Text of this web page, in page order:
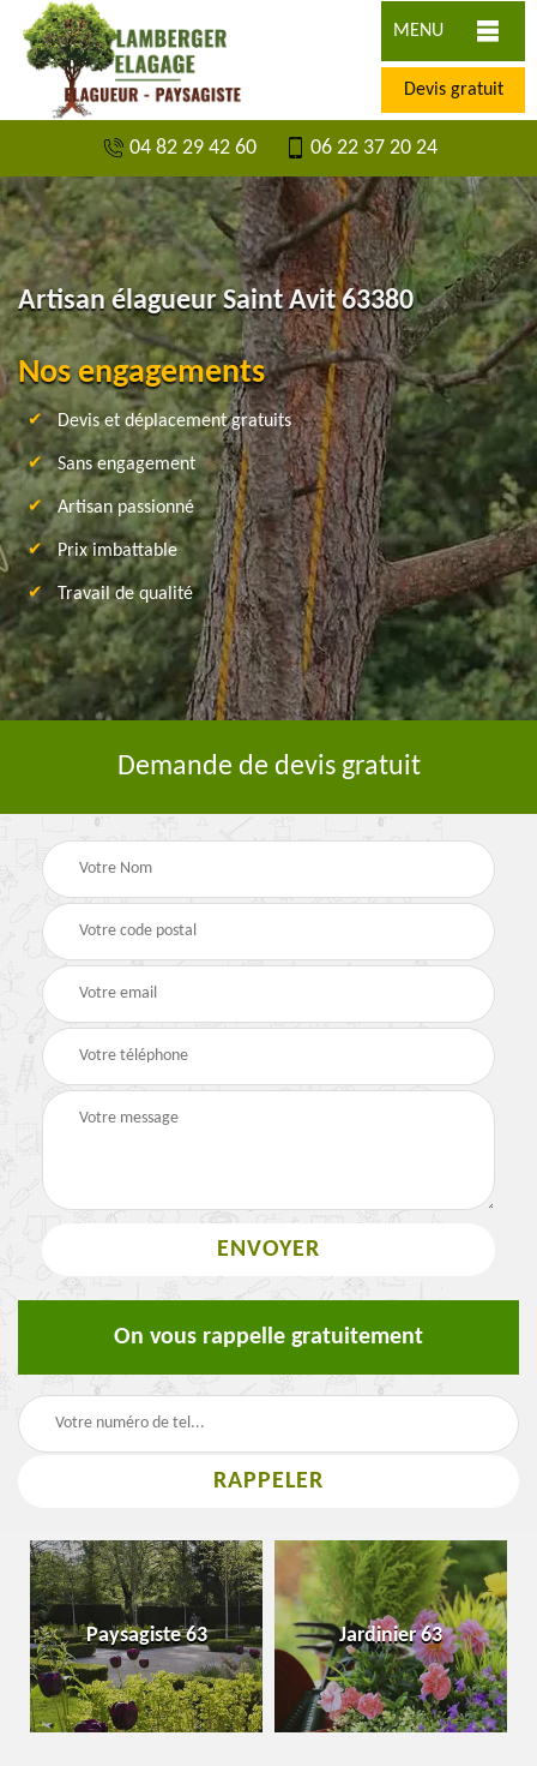
MENU
Devis gratuit
04 82 29 42 60 06 22 37 20 24
Artisan élagueur Saint Avit 63380
Nos engagements
Devis et déplacement gratuits
Sans engagement
Artisan passionné
Prix imbattable
Travail de qualité
Demande de devis gratuit
On vous rappelle gratuitement
Jardinier 63
Installation
automatique 63